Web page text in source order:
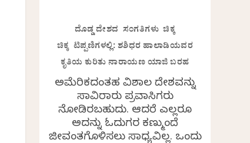
ದೊಡ್ಡ ದೇಶದ ಸಂಗತಿಗಳು ಚಿಕ್ಕ
ಚಿಕ್ಕ ಟಿಪ್ಪಣಿಗಳಲ್ಲಿ: ಶಶಿಧರ ಹಾಲಾಡಿಯವರ
ಕೃತಿಯ ಕುರಿತು ನಾರಾಯಣ ಯಾಜಿ ಬರಹ
ಅಮೆರಿಕದಂತಹ ವಿಶಾಲ ದೇಶವನ್ನು
ಸಾವಿರಾರು ಪ್ರವಾಸಿಗರು
ನೋಡಿರಬಹುದು. ಆದರೆ ಎಲ್ಲರೂ
ಅದನ್ನು ಓದುಗರ ಕಣ್ಮುಂದೆ
ಜೀವಂತಗೊಳಿಸಲು ಸಾಧ್ಯವಿಲ್ಲ. ಒಂದು